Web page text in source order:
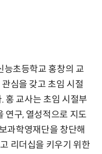
초등학교 홍창의 교
심을 갖고 초임 시절
홍 교사는 초임 시절부
연구, 열성적으로 지도
과학영재단을 창단해
리더십을 키우기 위한